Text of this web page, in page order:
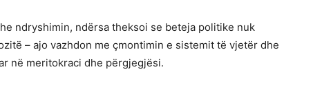
ndryshimin, ndërsa theksoi se beteja politike nuk
– ajo vazhdon me çmontimin e sistemit të vjetër dhe
në meritokraci dhe përgjegjësi.